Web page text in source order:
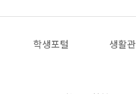
학생포털 생활관